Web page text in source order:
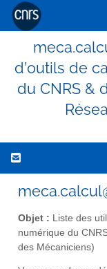
d’outils de
du CNRS &
Objet : Liste des
numérique du
des Mécaniciens)